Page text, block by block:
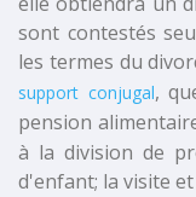
sont contestés
les termes du
support conjugal,
pension
à la division de
d'enfant; la visite